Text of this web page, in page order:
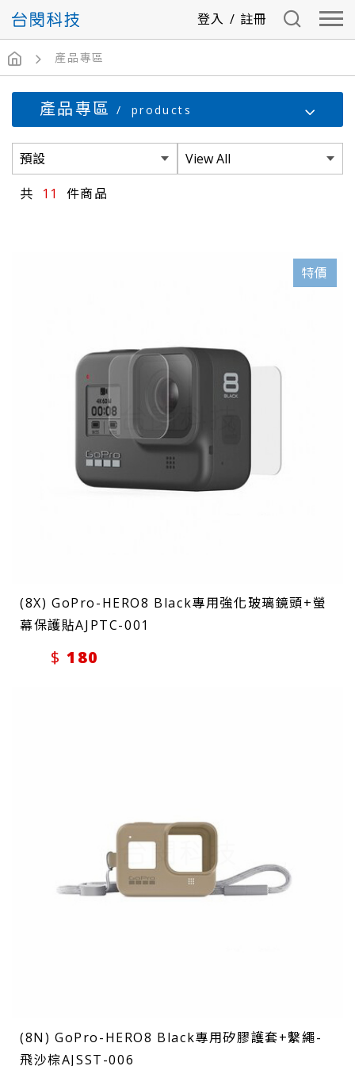
登入 / 註冊
產品專區
產品專區 products
11
特價
(8X) GoPro-HERO8 Black專用強化玻璃鏡頭+螢
幕保護貼AJPTC-001
180
(8N) GoPro-HERO8 Black專用矽膠護套+繫繩-
飛沙棕AJSST-006